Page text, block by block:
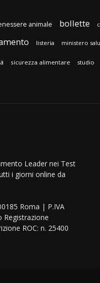
animale bollette
listeria ministero
sicurezza alimentare studio
Leader nei Test
i giorni online da
Roma | P.IVA
Registrazione
ROC: n. 25400